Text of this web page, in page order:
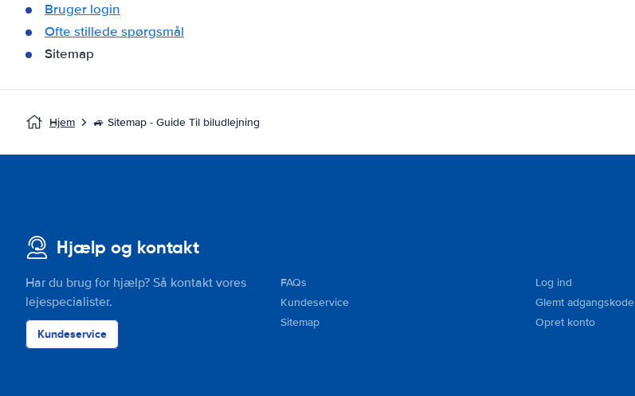
Bruger login
Ofte stillede spørgsmål
Sitemap
Hjem 🚙 Sitemap - Guide Til biludlejning
Hjælp og kontakt
Har du brug for hjælp? Så kontakt vores
lejespecialister.
Kundeservice
FAQs
Kundeservice
Sitemap
Log ind
Glemt adgangskode
Opret konto